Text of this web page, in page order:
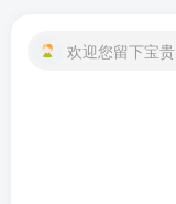
欢迎您留下宝贵